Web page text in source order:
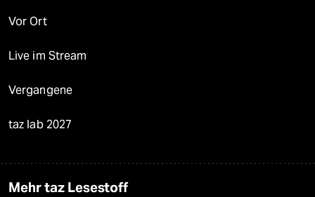
Vor Ort
Live im Stream
Vergangene
taz lab 2027
Mehr taz Lesestoff